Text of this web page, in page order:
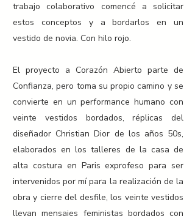
trabajo colaborativo comencé a solicitar
estos conceptos y a bordarlos en un
vestido de novia. Con hilo rojo.
El proyecto a Corazón Abierto parte de
Confianza, pero toma su propio camino y se
convierte en un performance humano con
veinte vestidos bordados, réplicas del
diseñador Christian Dior de los años 50s,
elaborados en los talleres de la casa de
alta costura en Paris exprofeso para ser
intervenidos por mí para la realización de la
obra y cierre del desfile, los veinte vestidos
llevan mensajes feministas bordados con